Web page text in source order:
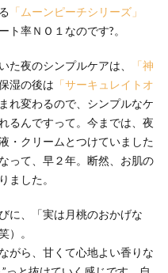
「ムーンピーチシリーズ」
ト率ＮＯ１なのです?。
た夜のシンプルケアは、
「神
湿の後は 「サーキュレイトオ
れ変わるので、シンプルなケ
るんですって。今までは、夜
・クリームとつけていました
って、早２年。断然、お肌の
ました。
に、「実は月桃のおかげな
）。
がら、甘くて心地よい香りな